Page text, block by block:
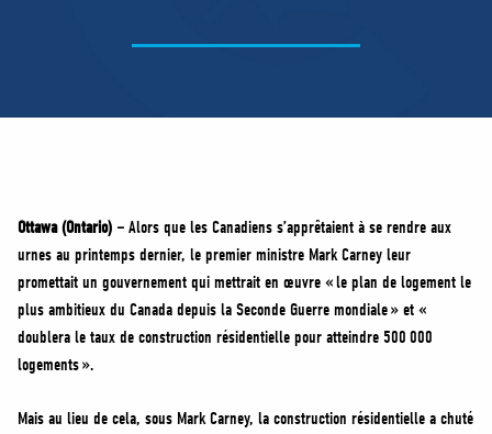
Documents constitutifs
BÉNÉVOLE
ADHÉREZ
BOUTIQUE
Ottawa (Ontario) – Alors que les Canadiens s’apprêtaient à se rendre aux
urnes au printemps dernier, le premier ministre Mark Carney leur
promettait un gouvernement qui mettrait en œuvre « le plan de logement le
plus ambitieux du Canada depuis la Seconde Guerre mondiale » et «
doublera le taux de construction résidentielle pour atteindre 500 000
logements ».
Mais au lieu de cela, sous Mark Carney, la construction résidentielle a chuté